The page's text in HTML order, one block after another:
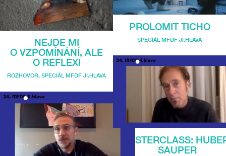
NEJDE MI
O VZPOMÍNÁNÍ, ALE
O REFLEXI
ROZHOVOR, SPECIÁL MFDF JI.HLAVA
PROLOMIT TICHO
SPECIÁL MFDF JI.HLAVA
MASTERCLASS:
SAUPER